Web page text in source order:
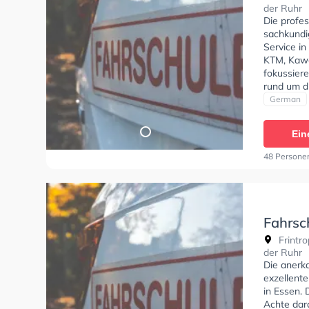
der Ruhr
Die
Service
KTM,
rund um
theorie
German
48
der Ruhr
Die
in Essen.
Achte